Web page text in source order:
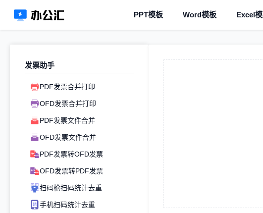
PPT模板 Word模板 Excel
发票助手
PDF发票合并打印
OFD发票合并打印
PDF发票文件合并
OFD发票文件合并
PDF发票转OFD发票
OFD发票转PDF发票
扫码枪扫码统计去重
手机扫码统计去重